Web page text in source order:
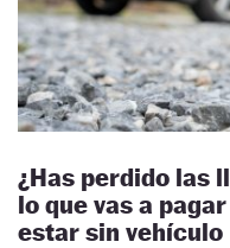
¿Has perdido las
lo que vas a
estar sin vehículo